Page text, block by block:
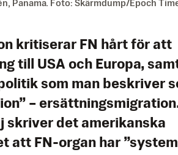
Panama. Foto: Skärmdump/Epoch
kritiserar FN hårt för att
till USA och Europa,
som man beskriver
–
skriver det amerikanska
att FN-organ har